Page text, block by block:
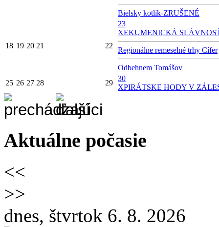
Bielsky kotlík-ZRUŠENÉ
18 19 20 21 22
23
XEKUMENICKÁ
Regionálne remeselné trhy Cífer
Odbehnem Tomášov
25 26 27 28 29
30
XPIRÁTSKE HODY V
Aktuálne počasie
<<
>>
dnes, štvrtok 6. 8. 2026